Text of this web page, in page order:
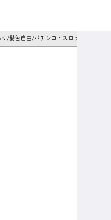
髪色自由/パチンコ・スロット店スタッフ